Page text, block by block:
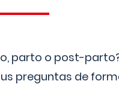
parto o post-
preguntas de